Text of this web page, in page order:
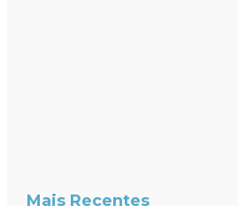
Mais Recentes